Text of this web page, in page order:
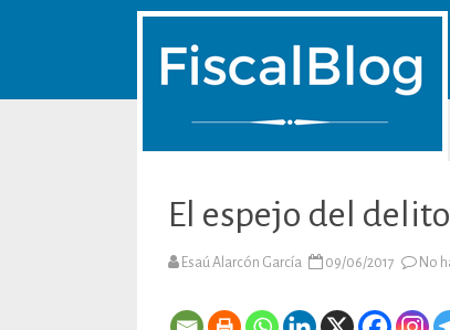
El espejo del
Esaú Alarcón García 09/06/2017 No